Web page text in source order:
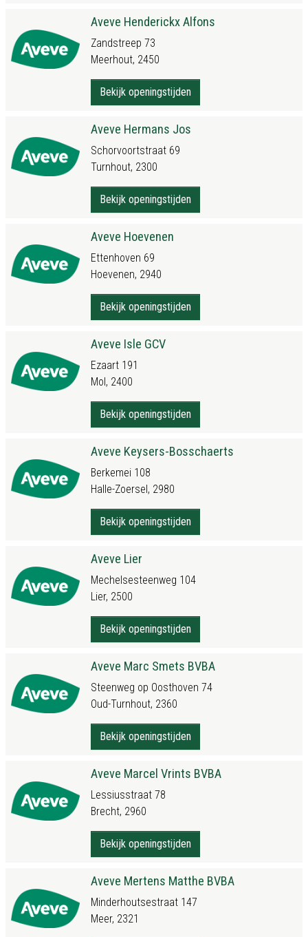
Aveve Henderickx Alfons
Zandstreep 73
Meerhout, 2450
Bekijk openingstijden
Aveve Hermans Jos
Schorvoortstraat 69
Turnhout, 2300
Bekijk openingstijden
Aveve Hoevenen
Ettenhoven 69
Hoevenen, 2940
Bekijk openingstijden
Aveve Isle GCV
Ezaart 191
Mol, 2400
Bekijk openingstijden
Aveve Keysers-Bosschaerts
Berkemei 108
Halle-Zoersel, 2980
Bekijk openingstijden
Aveve Lier
Mechelsesteenweg 104
Lier, 2500
Bekijk openingstijden
Aveve Marc Smets BVBA
Steenweg op Oosthoven 74
Oud-Turnhout, 2360
Bekijk openingstijden
Aveve Marcel Vrints BVBA
Lessiusstraat 78
Brecht, 2960
Bekijk openingstijden
Aveve Mertens Matthe BVBA
Minderhoutsestraat 147
Meer, 2321